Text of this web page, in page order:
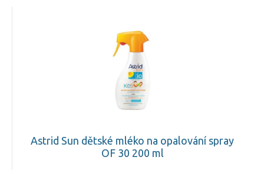
Astrid Sun dětské mléko na opalování spray
OF 30 200 ml